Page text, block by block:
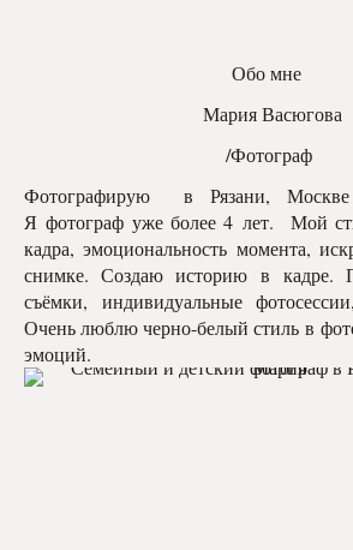
Обо мне
Мария Васюгова
/Фотограф
Фотографирую в Рязани,
Я фотограф уже более 4 лет. Мой
кадра, эмоциональность момента,
снимке. Создаю историю в кадре.
съёмки, индивидуальные
Очень люблю черно-белый стиль в
эмоций.